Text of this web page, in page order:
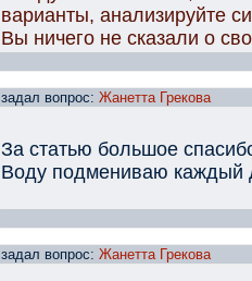
варианты, анализируйте
Вы ничего не сказали о
задал вопрос: Жанетта Грекова
За статью большое
Воду подмениваю каждый
задал вопрос: Жанетта Грекова